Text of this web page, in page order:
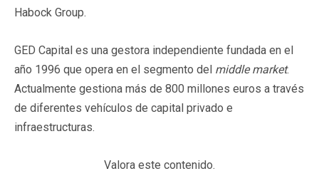
Habock Group.
GED Capital es una gestora independiente fundada en el
año 1996 que opera en el segmento del middle market.
Actualmente gestiona más de 800 millones euros a través
de diferentes vehículos de capital privado e
infraestructuras.
Valora este contenido.